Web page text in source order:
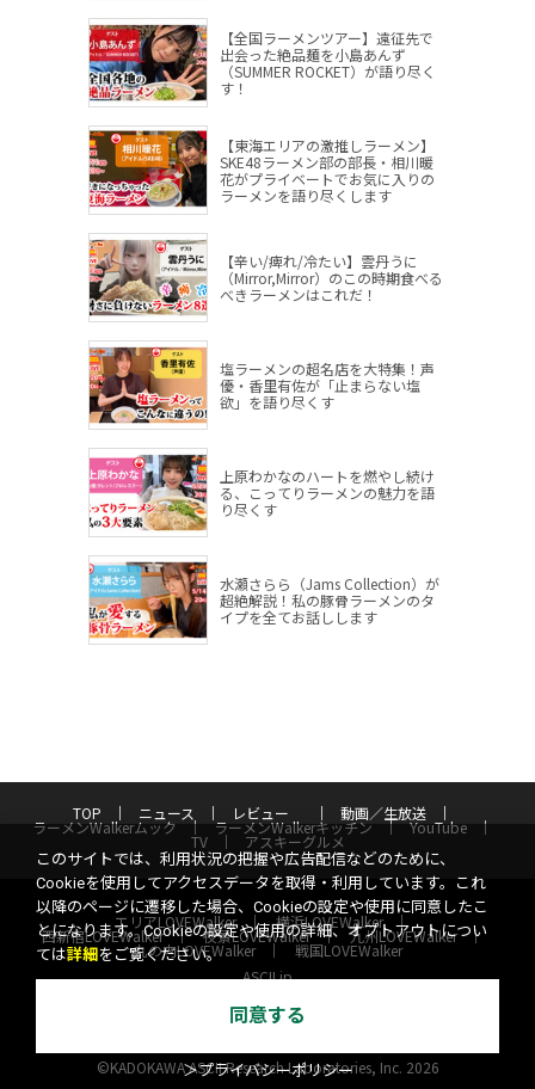
【全国ラーメンツアー】遠征先で
出会った絶品麺を小島あんず
（SUMMER ROCKET）が語り尽く
す！
【東海エリアの激推しラーメン】
SKE48ラーメン部の部長・相川暖
花がプライベートでお気に入りの
ラーメンを語り尽くします
【辛い/痺れ/冷たい】雲丹うに
（Mirror,Mirror）のこの時期食べる
べきラーメンはこれだ！
塩ラーメンの超名店を大特集！声
優・香里有佐が「止まらない塩
欲」を語り尽くす
上原わかなのハートを燃やし続け
る、こってりラーメンの魅力を語
り尽くす
水瀬さらら（Jams Collection）が
超絶解説！私の豚骨ラーメンのタ
イプを全てお話しします
TOP ニュース レビュー 動画／生放送
ラーメンWalkerムック ラーメンWalkerキッチン YouTube
TV アスキーグルメ
エリアLOVEWalker 横浜LOVEWalker
西新宿LOVEWalker 夜景LOVEWalker 九州LOVEWalker
丸の内LOVEWalker
戦国LOVEWalker
ASCII.jp
プライバシーポリシー
お問い合わせ
©KADOKAWA ASCII Research Laboratories, Inc. 2026
このサイトでは、利用状況の把握や広告配信などのために、
Cookieを使用してアクセスデータを取得・利用しています。これ
以降のページに遷移した場合、Cookieの設定や使用に同意したこ
とになります。Cookieの設定や使用の詳細、オプトアウトについ
ては詳細 をご覧ください。
同意する
＞プライバシーポリシー